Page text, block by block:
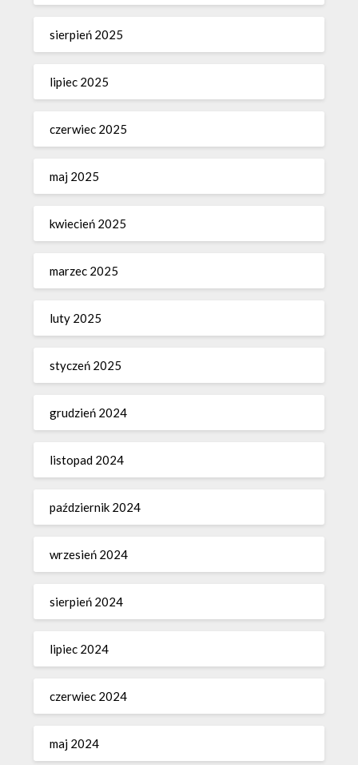
sierpień 2025
lipiec 2025
czerwiec 2025
maj 2025
kwiecień 2025
marzec 2025
luty 2025
styczeń 2025
grudzień 2024
listopad 2024
październik 2024
wrzesień 2024
sierpień 2024
lipiec 2024
czerwiec 2024
maj 2024